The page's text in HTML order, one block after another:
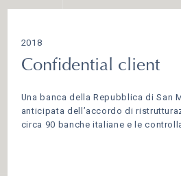
2018
Confidential client
Una banca della Repubblica di San
anticipata dell’accordo di
circa 90 banche italiane e le